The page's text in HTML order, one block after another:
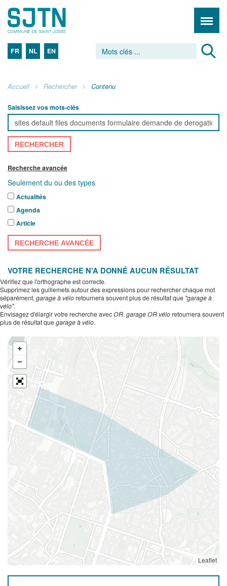
FR NL EN
Accueil Rechercher Contenu
Saisissez vos mots-clés
RECHERCHER
Recherche avancée
Seulement du ou des types
Actualités
Agenda
Article
RECHERCHE AVANCÉE
VOTRE RECHERCHE N'A DONNÉ AUCUN RÉSULTAT
Vérifiez que l'orthographe est correcte.
Supprimez les guillemets autour des expressions pour rechercher chaque mot
séparément. garage à véloretournera souvent plus de résultat que "garage à
vélo".
Envisagez d'élargir votre recherche avecOR. garage OR véloretournera souvent
plus de résultat quegarage à vélo.
Leaflet